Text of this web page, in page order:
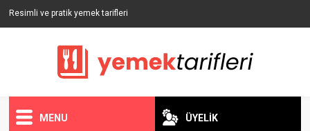
Resimli ve pratik yemek tarifleri
MENU ÜYELİK